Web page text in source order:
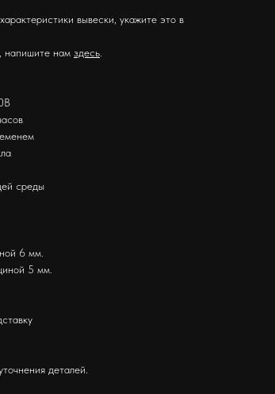
вывески, укажите это в
напишите нам здесь
среды
6 мм.
5 мм.
деталей.